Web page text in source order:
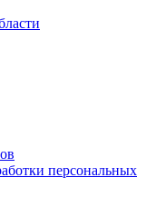
персональных